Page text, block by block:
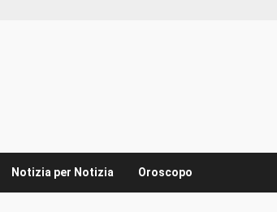
Notizia per Notizia Oroscopo